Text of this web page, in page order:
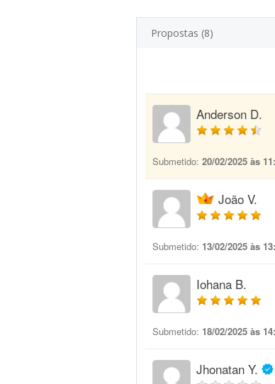
Propostas (8)
Anderson D.
Submetido: 20/02/2025 às
João V.
Submetido: 13/02/2025 às
Iohana B.
Submetido: 18/02/2025 às
Jhonatan Y.